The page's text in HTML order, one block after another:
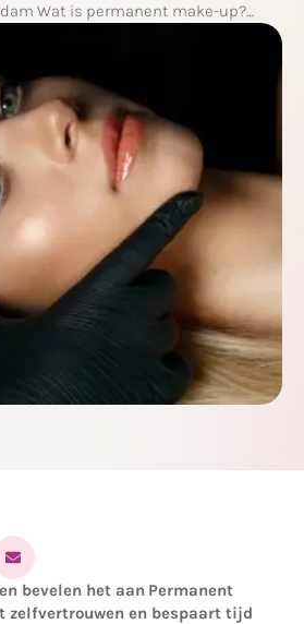
Wat is permanent make-up?
en mannen helpt om hun uiterlijk
dagelijks make-up aan te brengen.
aanbrengen van pigmenten in de …
bevelen het aan Permanent
zelfvertrouwen en bespaart tijd